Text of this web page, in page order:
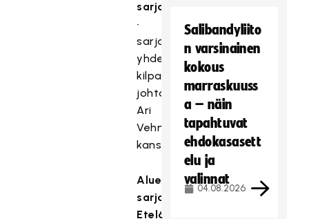
sarjat
•
sarjavastaavat
yhdessä
kilpailutoiminnan
johtajan
Ari
Vehniäisen
kanssa
Alueelliset
sarjat
Etelä-
Salibandyliito
n varsinainen
kokous
marraskuuss
a – näin
tapahtuvat
ehdokasasett
elu ja
valinnat
04.08.2026